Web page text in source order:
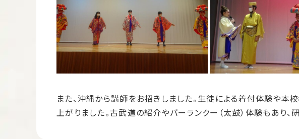
また、沖縄から講師をお招きしました。生徒による着付体験や
上がりました。古武道の紹介やバーランクー（太鼓）体験もあり